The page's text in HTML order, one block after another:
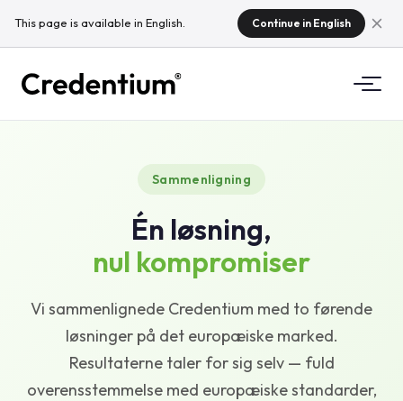
This page is available in English. Continue in English
Sådan fungerer det
Hvorfor Credentium
Om CloudTeam
For uddannelsesvirksomheder
Hvad er mikrokvalifikationer?
Regulering
Standarder og integrationer
Sammenligning
Én løsning,
nul kompromiser
Vi sammenlignede Credentium med to førende
løsninger på det europæiske marked.
Resultaterne taler for sig selv — fuld
overensstemmelse med europæiske standarder,